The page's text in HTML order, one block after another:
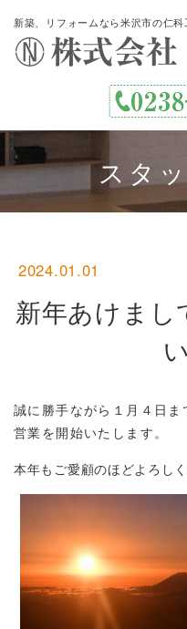
新築、リフォームなら米沢市の仁
スタ
2024.01.01
新年あけまし
誠に勝手ながら１月４日
営業を開始いたします。
本年もご愛顧のほどよろし